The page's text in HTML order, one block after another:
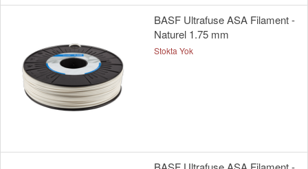
BASF Ultrafuse ASA Filament -
Naturel 1.75 mm
Stokta Yok